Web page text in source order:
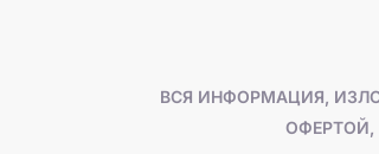
ВСЯ ИНФОРМАЦИЯ,
ОФЕРТОЙ,